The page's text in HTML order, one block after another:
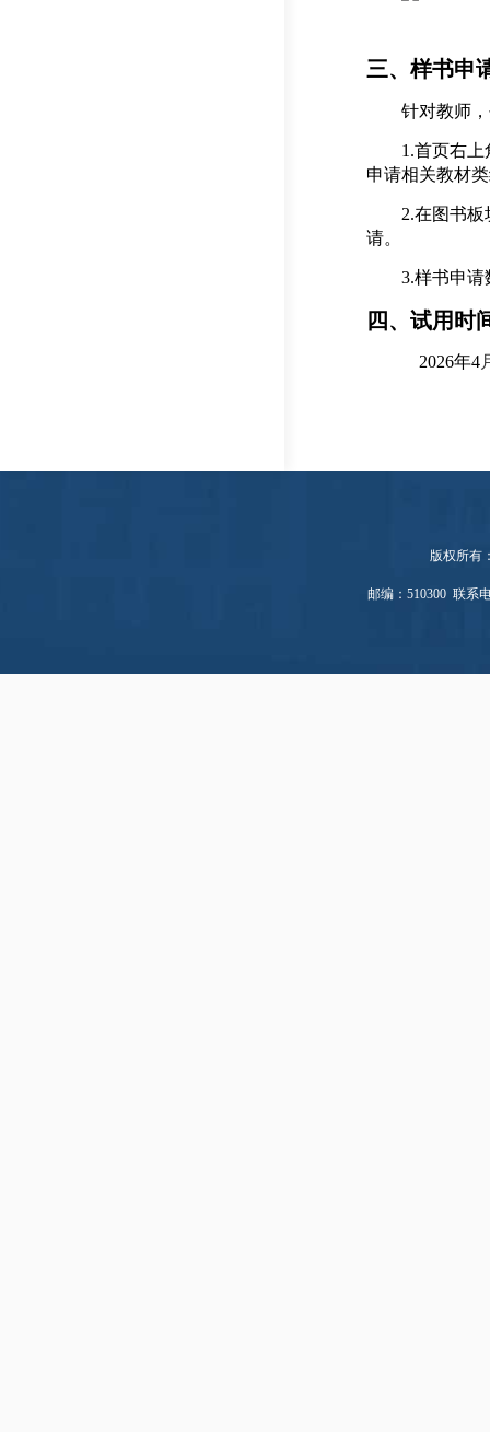
三、样书申
针对教师
1.首页右
申请相关教材
2.在图书
请。
3.样书申请
四 、试用时
2026年4
版权所有
邮编：510300 联系